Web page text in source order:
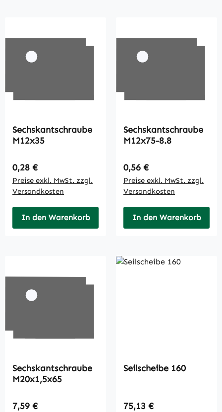
Sechskantschraube
M12x35
Regulärer Preis:
0,28 €
Preise exkl. MwSt. zzgl.
Versandkosten
In den Warenkorb
Sechskantschraube
M12x75-8.8
Regulärer Preis:
0,56 €
Preise exkl. MwSt. zzgl.
Versandkosten
In den Warenkorb
Sechskantschraube
M20x1,5x65
Regulärer Preis:
7,59 €
Seilscheibe 160
Regulärer Preis:
75,13 €